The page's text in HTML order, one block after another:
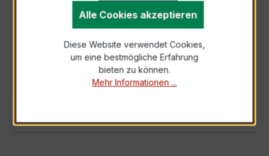
BESCHREIBUNG
XKBR 42 600/5A 5VA Kl.1FS5 ist ein
kompakter, hochpräziser Niederspannungs-
Mehr
Alle Cookies akzeptieren
Diese Website verwendet Cookies,
um eine bestmögliche Erfahrung
bieten zu können.
Mehr Informationen ...